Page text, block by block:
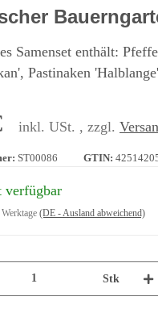
Samenset enthält:
Pastinaken
inkl. USt. , zzgl.
ST00086 GTIN:
verfügbar
(DE - Ausland abweichend)
Stk